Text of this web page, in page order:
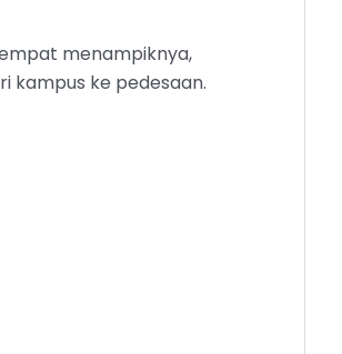
menampiknya,
kampus ke pedesaan.